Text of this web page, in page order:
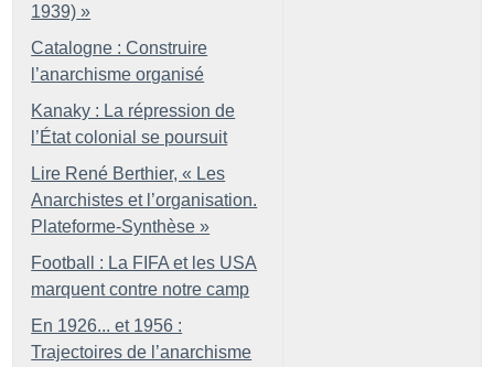
1939) »
Catalogne : Construire
l’anarchisme organisé
Kanaky : La répression de
l’État colonial se poursuit
Lire René Berthier, « Les
Anarchistes et l’organisation.
Plateforme-Synthèse »
Football : La FIFA et les USA
marquent contre notre camp
En 1926... et 1956 :
Trajectoires de l’anarchisme